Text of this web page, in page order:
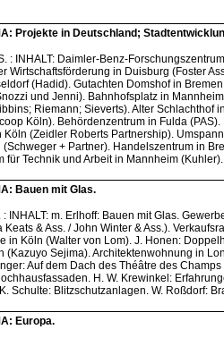
Projekte in Deutschland;
: INHALT: Daimler-Benz-
Wirtschaftsförderung in Duisburg (Foster
(Hadid). Gutachten Domshof in
und Jenni). Bahnhofsplatz in
Riemann; Sieverts). Alter Schlachthof
Köln). Behördenzentrum in Fulda
Köln (Zeidler Roberts Partnership).
+ Partner). Handelszentrum in
für Technik und Arbeit in Mannheim
Bauen mit Glas.
INHALT: m. Erlhoff: Bauen mit Glas.
& Ass. / John Winter & Ass.).
in Köln (Walter von Lom). J. Honen:
(Kazuyo Sejima). Architektenwohnung in
Auf dem Dach des Théâtre des
H. W. Krewinkel:
Schulte: Blitzschutzanlagen. W. Roßdorf:
Europa.